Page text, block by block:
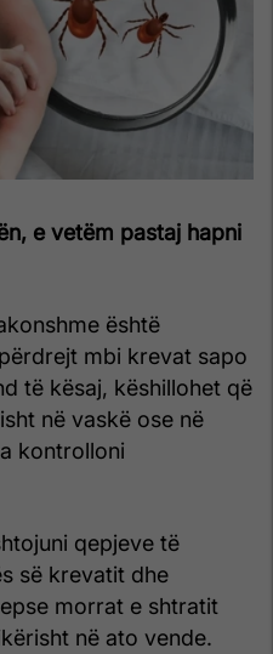
e vetëm pastaj hapni
është
mbi krevat sapo
të kësaj, këshillohet që
në vaskë ose në
kontrolloni
qepjeve të
së krevatit dhe
morrat e shtratit
në ato vende.